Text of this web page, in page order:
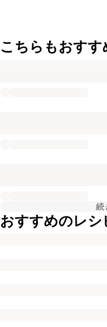
こちらもおすす
続
おすすめのレシ